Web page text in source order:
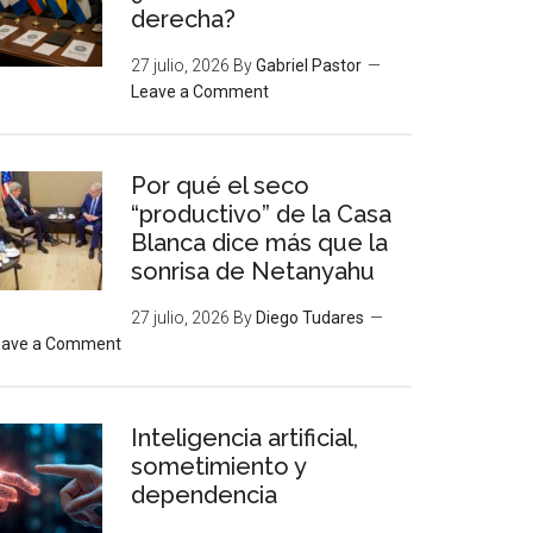
derecha?
27 julio, 2026 ByGabriel Pastor
Leave a Comment
Por qué el seco
“productivo” de la Casa
Blanca dice más que la
sonrisa de Netanyahu
27 julio, 2026 By Diego Tudares
a Comment
Inteligencia artificial,
sometimiento y
dependencia